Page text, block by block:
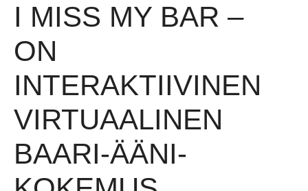
I MISS MY BAR –
ON
INTERAKTIIVINEN
VIRTUAALINEN
BAARI-ÄÄNI-